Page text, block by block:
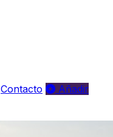
Contacto
Añadir